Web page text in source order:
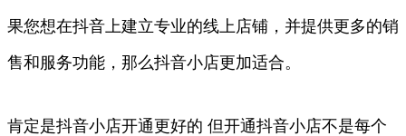
果您想在抖音上建立专业的线上店铺，并提供更多的销
售和服务功能，那么抖音小店更加适合。
肯定是抖音小店开通更好的 但开通抖音小店不是每个